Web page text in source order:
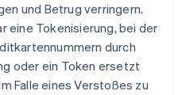
und Betrug verringern.
eine Tokenisierung, bei der
durch
oder ein Token ersetzt
Falle eines Verstoßes zu